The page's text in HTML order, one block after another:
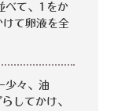
べて、1をか
て卵液を全
少々、油
してかけ、